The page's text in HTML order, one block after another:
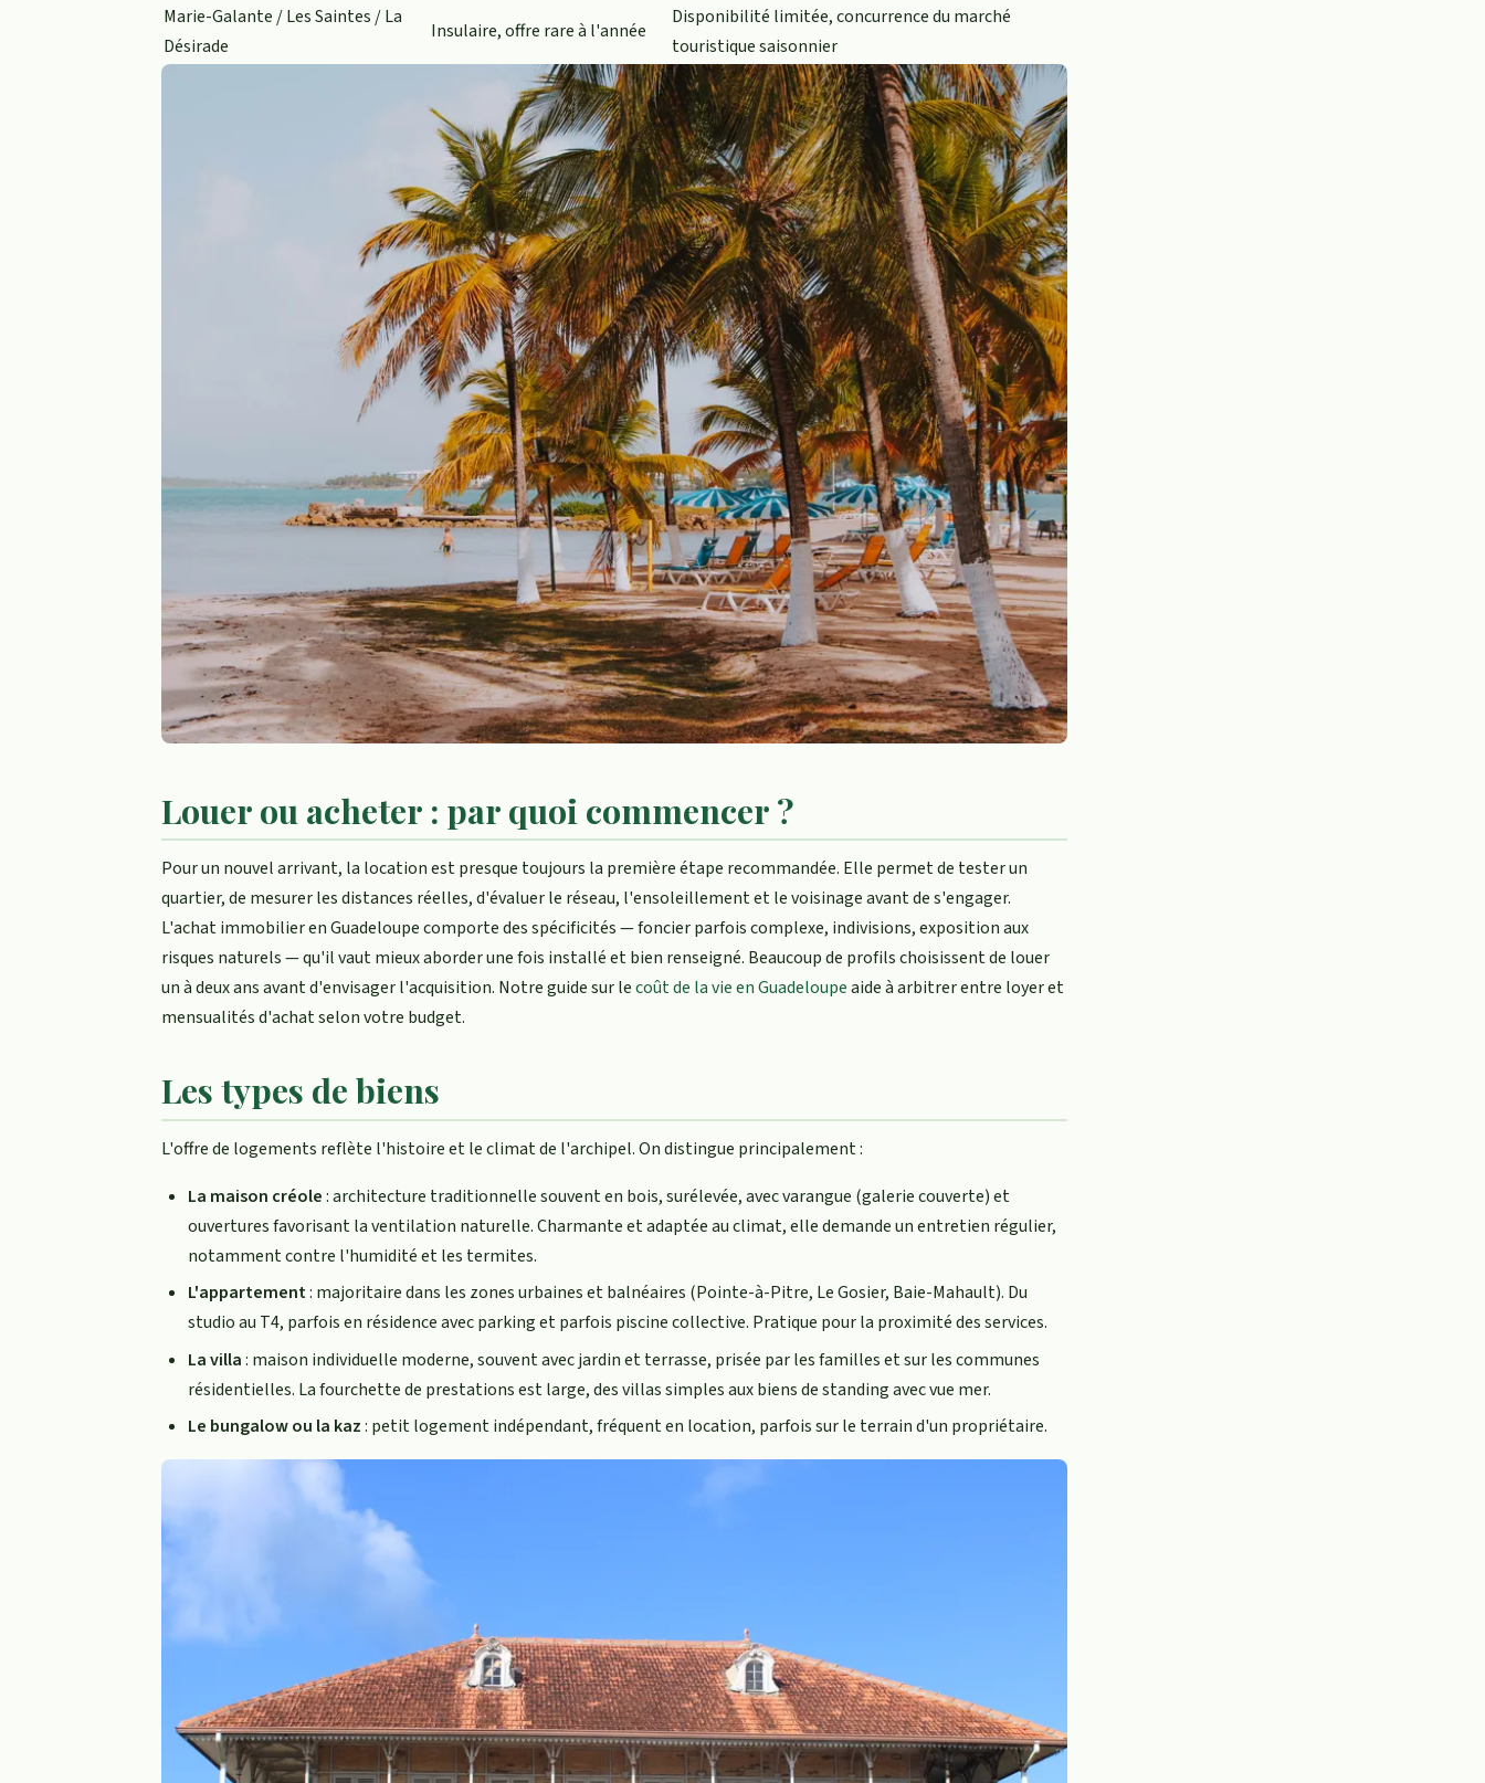
Marie-Galante / Les Saintes / La
Désirade
Insulaire, offre rare à l'année
Disponibilité limitée, concurrence du marché
touristique saisonnier
Louer ou acheter : par quoi commencer ?
Pour un nouvel arrivant, la location est presque toujours la première étape recommandée. Elle permet de tester un
quartier, de mesurer les distances réelles, d'évaluer le réseau, l'ensoleillement et le voisinage avant de s'engager.
L'achat immobilier en Guadeloupe comporte des spécificités — foncier parfois complexe, indivisions, exposition aux
risques naturels — qu'il vaut mieux aborder une fois installé et bien renseigné. Beaucoup de profils choisissent de louer
un à deux ans avant d'envisager l'acquisition. Notre guide sur lecoût de la vie en Guadeloupeaide à arbitrer entre loyer et
mensualités d'achat selon votre budget.
Les types de biens
L'offre de logements reflète l'histoire et le climat de l'archipel. On distingue principalement :
La maison créole: architecture traditionnelle souvent en bois, surélevée, avec varangue (galerie couverte) et
ouvertures favorisant la ventilation naturelle. Charmante et adaptée au climat, elle demande un entretien régulier,
notamment contre l'humidité et les termites.
L'appartement: majoritaire dans les zones urbaines et balnéaires (Pointe-à-Pitre, Le Gosier, Baie-Mahault). Du
studio au T4, parfois en résidence avec parking et parfois piscine collective. Pratique pour la proximité des services.
La villa: maison individuelle moderne, souvent avec jardin et terrasse, prisée par les familles et sur les communes
résidentielles. La fourchette de prestations est large, des villas simples aux biens de standing avec vue mer.
Le bungalow ou la kaz: petit logement indépendant, fréquent en location, parfois sur le terrain d'un propriétaire.